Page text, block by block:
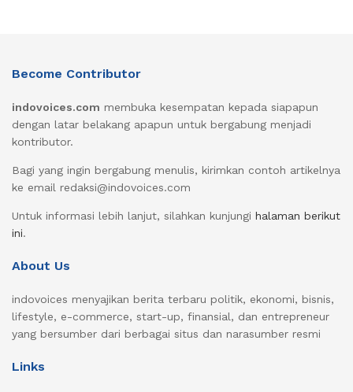
Become Contributor
indovoices.com membuka kesempatan kepada siapapun
dengan latar belakang apapun untuk bergabung menjadi
kontributor.
Bagi yang ingin bergabung menulis, kirimkan contoh artikelnya
ke email redaksi@indovoices.com
Untuk informasi lebih lanjut, silahkan kunjungi halaman berikut
ini.
About Us
indovoices menyajikan berita terbaru politik, ekonomi, bisnis,
lifestyle, e-commerce, start-up, finansial, dan entrepreneur
yang bersumber dari berbagai situs dan narasumber resmi
Links